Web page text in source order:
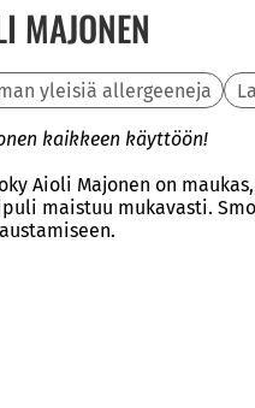
MAJONEN
yleisiä allergeeneja
kaikkeen käyttöön!
Aioli Majonen on
maistuu mukavasti.